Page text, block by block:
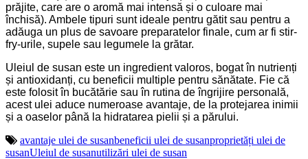
prăjite, care are o aromă mai intensă și o culoare mai
închisă). Ambele tipuri sunt ideale pentru gătit sau pentru a
adăuga un plus de savoare preparatelor finale, cum ar fi stir-
fry-urile, supele sau legumele la grătar.
Uleiul de susan este un ingredient valoros, bogat în nutrienți
și antioxidanți, cu beneficii multiple pentru sănătate. Fie că
este folosit în bucătărie sau în rutina de îngrijire personală,
acest ulei aduce numeroase avantaje, de la protejarea inimii
și a oaselor până la hidratarea pielii și a părului.
avantaje ulei de susanbeneficii ulei de susanproprietăți ulei de
susanUleiul de susanutilizări ulei de susan